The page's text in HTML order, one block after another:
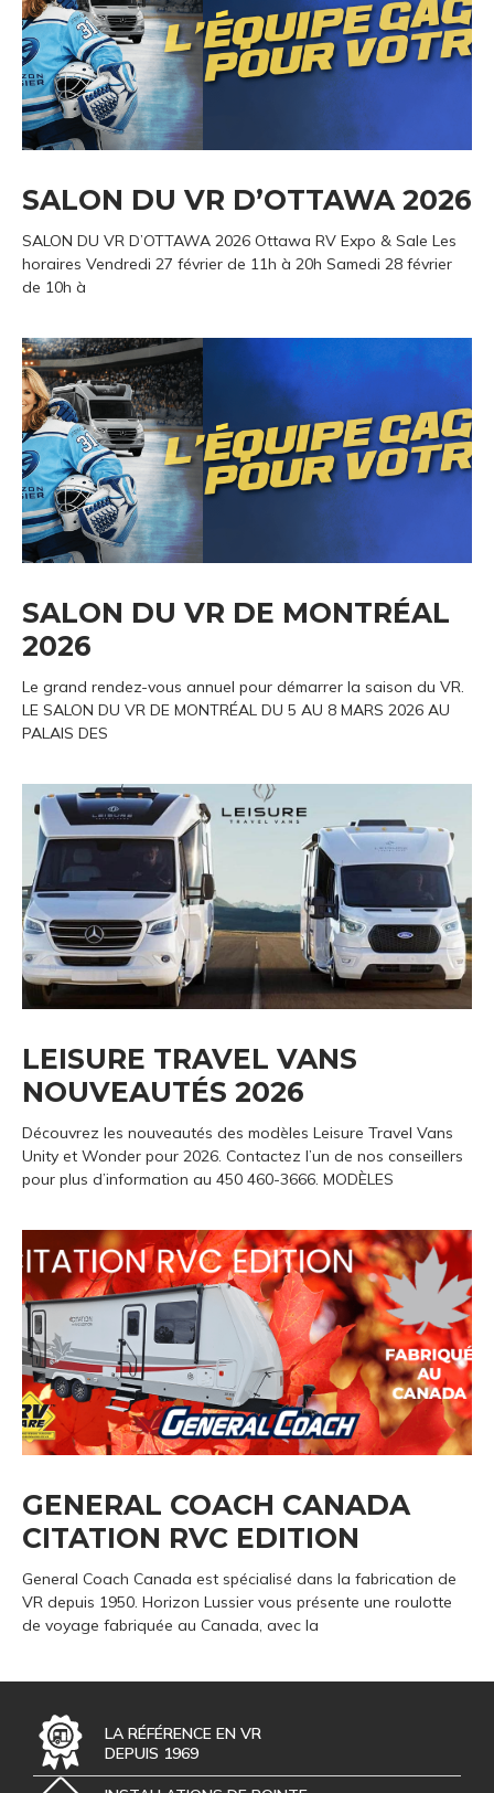
SALON DU VR D’OTTAWA 2026
SALON DU VR D’OTTAWA 2026 Ottawa RV Expo & Sale Les
horaires Vendredi 27 février de 11h à 20h Samedi 28 février
de 10h à
SALON DU VR DE MONTRÉAL
2026
Le grand rendez-vous annuel pour démarrer la saison du VR.
LE SALON DU VR DE MONTRÉAL DU 5 AU 8 MARS 2026 AU
PALAIS DES
LEISURE TRAVEL VANS
NOUVEAUTÉS 2026
Découvrez les nouveautés des modèles Leisure Travel Vans
Unity et Wonder pour 2026. Contactez l’un de nos conseillers
pour plus d’information au 450 460-3666. MODÈLES
GENERAL COACH CANADA
CITATION RVC EDITION
General Coach Canada est spécialisé dans la fabrication de
VR depuis 1950. Horizon Lussier vous présente une roulotte
de voyage fabriquée au Canada, avec la
LA RÉFÉRENCE EN VR
DEPUIS 1969